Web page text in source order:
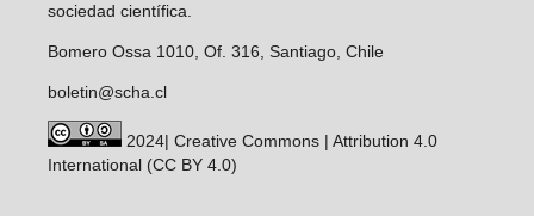
sociedad científica.
Bomero Ossa 1010, Of. 316, Santiago, Chile
boletin@scha.cl
2024| Creative Commons | Attribution 4.0
International (CC BY 4.0)